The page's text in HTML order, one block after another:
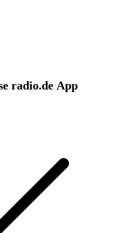
radio.de App